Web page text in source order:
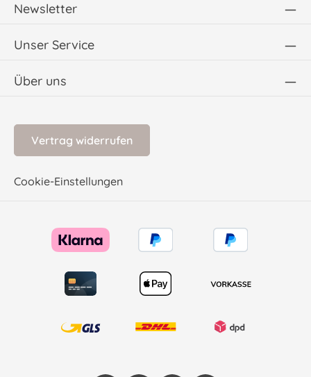
Newsletter
Unser Service
Über uns
Vertrag widerrufen
Cookie-Einstellungen